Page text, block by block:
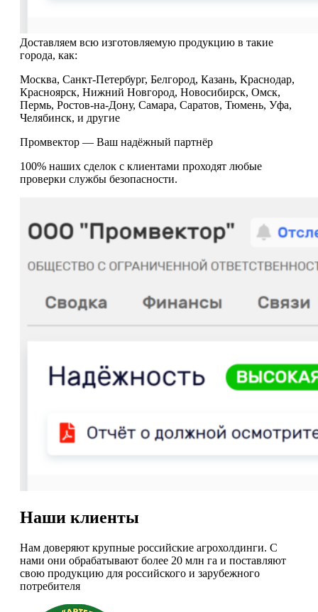
Доставляем всю изготовляемую продукцию в такие
города, как:
Москва, Санкт-Петербург, Белгород, Казань, Краснодар,
Красноярск, Нижний Новгород, Новосибирск, Омск,
Пермь, Ростов-на-Дону, Самара, Саратов, Тюмень, Уфа,
Челябинск, и другие
Промвектор — Ваш надёжный партнёр
100% наших сделок с клиентами проходят любые
проверки службы безопасности.
Наши клиенты
Нам доверяют крупные российские агрохолдинги. С
нами они обрабатывают более 20 млн га и поставляют
свою продукцию для российского и зарубежного
потребителя